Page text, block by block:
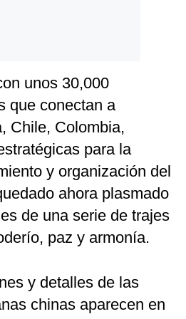
unos 30,000
que conectan a
Chile, Colombia,
para la
y organización del
ahora plasmado
de una serie de trajes
paz y armonía.
y detalles de las
chinas aparecen en